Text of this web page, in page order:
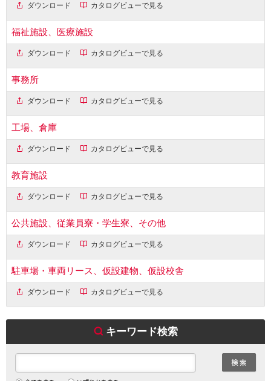
ダウンロード カタログビューで見る
福祉施設、医療施設
ダウンロード カタログビューで見る
事務所
ダウンロード カタログビューで見る
工場、倉庫
ダウンロード カタログビューで見る
教育施設
ダウンロード カタログビューで見る
公共施設、従業員寮・学生寮、その他
ダウンロード カタログビューで見る
駐車場・車両リース、仮設建物、仮設校舎
ダウンロード カタログビューで見る
キーワード検索